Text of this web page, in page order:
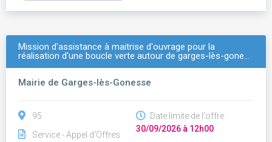
Mission d'assistance à maitrise d'ouvrage pour la
réalisation d'une boucle verte autour de garges-lès-gone…
Mairie de Garges-lès-Gonesse
95
Service - Appel d'Offres
Date limite de l'offre :
30/09/2026 à 12h00